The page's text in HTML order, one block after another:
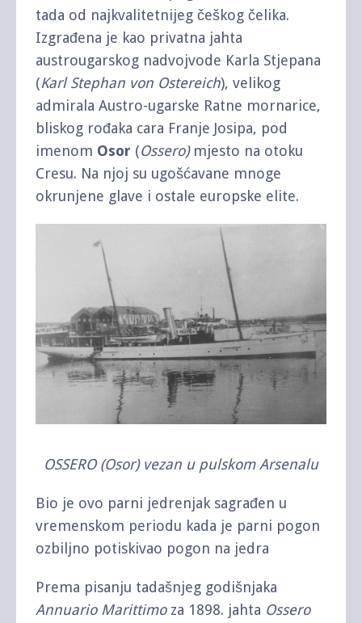
tada od najkvalitetnijeg češkog čelika.
Izgrađena je kao privatna jahta
austrougarskog nadvojvode Karla Stjepana
(Karl Stephan von Ostereich), velikog
admirala Austro-ugarske Ratne mornarice,
bliskog rođaka cara Franje Josipa, pod
imenom Osor (Ossero)mjesto na otoku
Cresu. Na njoj su ugošćavane mnoge
okrunjene glave i ostale europske elite.
OSSERO (Osor) vezan u pulskom Arsenalu
Bio je ovo parni jedrenjak sagrađen u
vremenskom periodu kada je parni pogon
ozbiljno potiskivao pogon na jedra
Prema pisanju tadašnjeg godišnjaka
Annuario Marittimo za 1898. jahta Ossero